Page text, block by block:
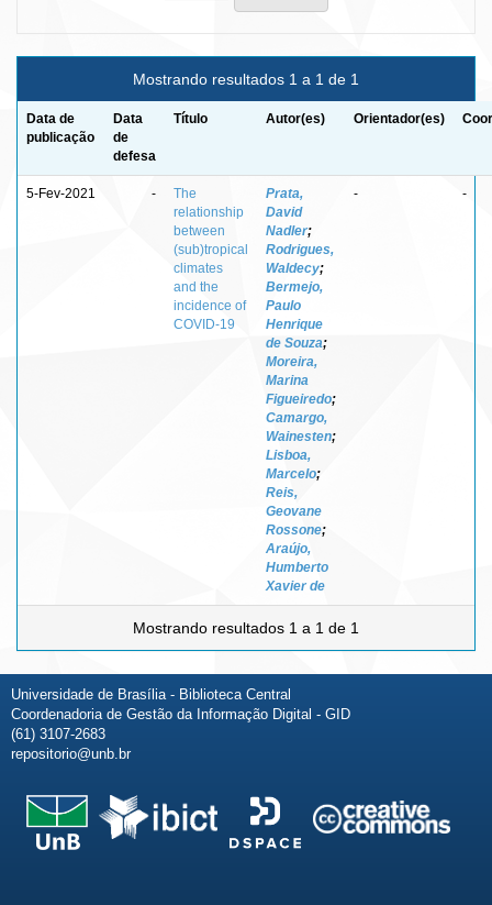
Mostrando resultados 1 a 1 de 1
Data de
publicação
Data
de
defesa
Título Autor(es) Orientador(es)
5-Fev-2021 -
The
relationship
between
(sub)tropical
climates
and the
incidence of
COVID-19
Prata,
David
Nadler;
Rodrigues,
Waldecy;
Bermejo,
Paulo
Henrique
de Souza;
Moreira,
Marina
Figueiredo;
Camargo,
Wainesten;
Lisboa,
Marcelo;
Reis,
Geovane
Rossone;
Araújo,
Humberto
Xavier de
- -
Mostrando resultados 1 a 1 de 1
Universidade de Brasília - Biblioteca Central
Coordenadoria de Gestão da Informação Digital - GID
(61) 3107-2683
repositorio@unb.br